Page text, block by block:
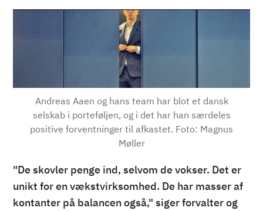
Andreas Aaen og hans team har blot et dansk
selskab i porteføljen, og i det har han særdeles
positive forventninger til afkastet. Foto: Magnus
Møller
"De skovler penge ind, selvom de vokser. Det er
unikt for en vækstvirksomhed. De har masser af
kontanter på balancen også," siger forvalter og